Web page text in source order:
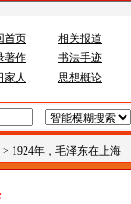
首页
相关报道
著作
书法手迹
家人
思想概论
> 1924年，毛泽东在上海